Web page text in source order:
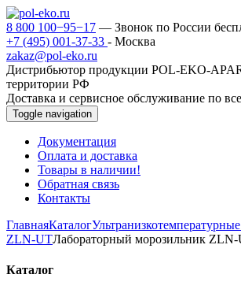
8 800 100−95−17 — Звонок по России
+7 (495) 001-37-33 - Москва
zakaz@pol-eko.ru
Дистрибьютор продукции POL-EKO-
территории РФ
Доставка и сервисное обслуживание по
Toggle navigation
Документация
Оплата и доставка
Товары в наличии!
Обратная связь
Контакты
ГлавнаяКаталог
ZLN-UTЛабораторный морозильник ZLN-
Каталог